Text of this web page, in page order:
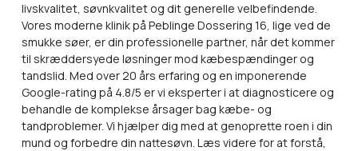
livskvalitet, søvnkvalitet og dit generelle velbefindende.
Vores moderne klinik på Peblinge Dossering 16, lige ved de
smukke søer, er din professionelle partner, når det kommer
til skræddersyede løsninger mod kæbespændinger og
tandslid. Med over 20 års erfaring og en imponerende
Google-rating på 4.8/5 er vi eksperter i at diagnosticere og
behandle de komplekse årsager bag kæbe- og
tandproblemer. Vi hjælper dig med at genoprette roen i din
mund og forbedre din nattesøvn. Læs videre for at forstå,